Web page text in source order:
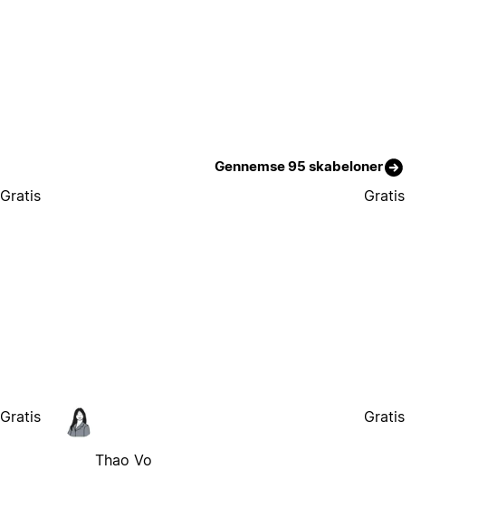
Gennemse 95 skabeloner
Gratis Gratis
Gratis
Thao Vo
Gratis